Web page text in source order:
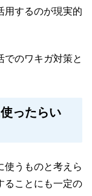
用するのが現実的
でのワキガ対策と
ったらい
使うものと考えら
ることにも一定の